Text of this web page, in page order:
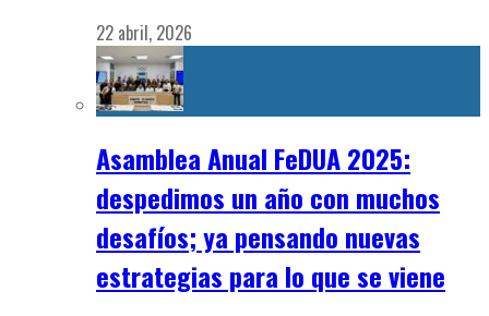
22 abril, 2026
Asamblea Anual FeDUA 2025:
despedimos un año con muchos
desafíos; ya pensando nuevas
estrategias para lo que se viene